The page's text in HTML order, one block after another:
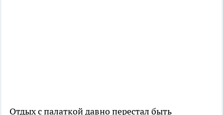
Отдых с палаткой давно перестал быть